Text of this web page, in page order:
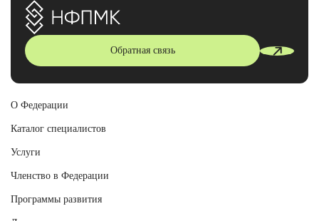
Обратная связь
О Федерации
Каталог специалистов
Услуги
Членство в Федерации
Программы развития